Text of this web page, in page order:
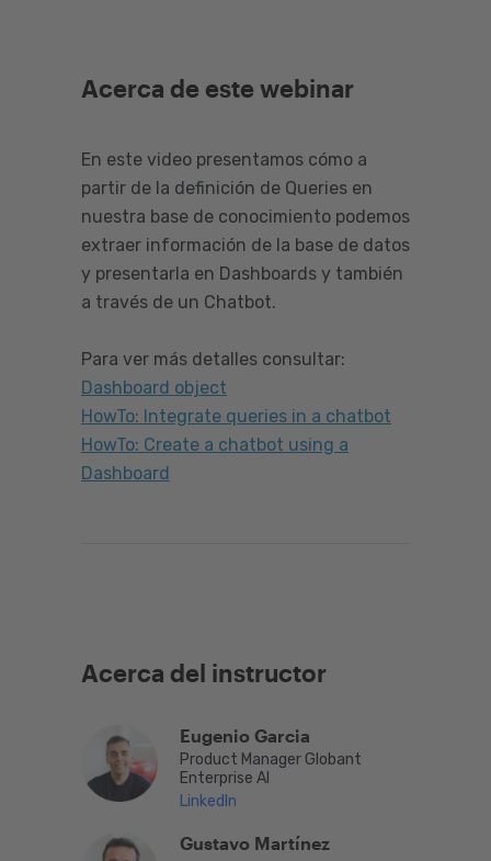
Acerca de este webinar
En este video presentamos cómo a
partir de la definición de Queries en
nuestra base de conocimiento podemos
extraer información de la base de datos
y presentarla en Dashboards y también
a través de un Chatbot.
Para ver más detalles consultar:
Dashboard object
HowTo: Integrate queries in a chatbot
HowTo: Create a chatbot using a
Dashboard
Acerca del instructor
Eugenio Garcia
Product Manager Globant
Enterprise AI
LinkedIn
Gustavo Martínez